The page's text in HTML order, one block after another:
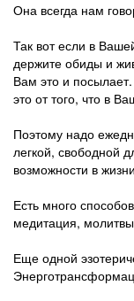
Она всегда нам
Так вот если в
держите обиды и
Вам это и
это от того, что в
Поэтому надо
легкой, свободной
возможности в
Есть много
медитация,
Еще одной